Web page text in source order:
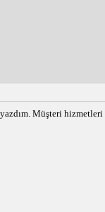
Müşteri hizmetleri